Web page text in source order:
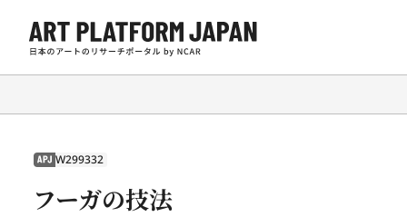
APJ W299332
フーガの技法